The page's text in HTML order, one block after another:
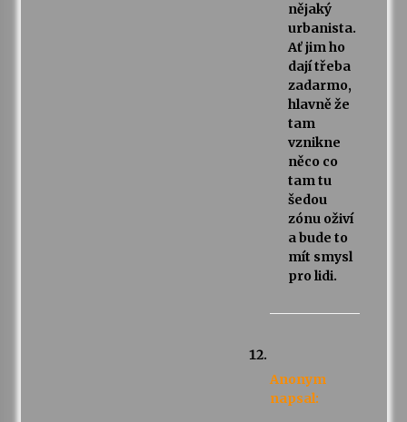
nějaký
urbanista.
Ať jim ho
dají třeba
zadarmo,
hlavně že
tam
vznikne
něco co
tam tu
šedou
zónu oživí
a bude to
mít smysl
pro lidi.
Anonym
napsal: